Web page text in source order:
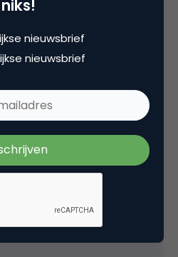
Heusden
marketing services
niks!
nieuwsbrief
nieuwsbrief